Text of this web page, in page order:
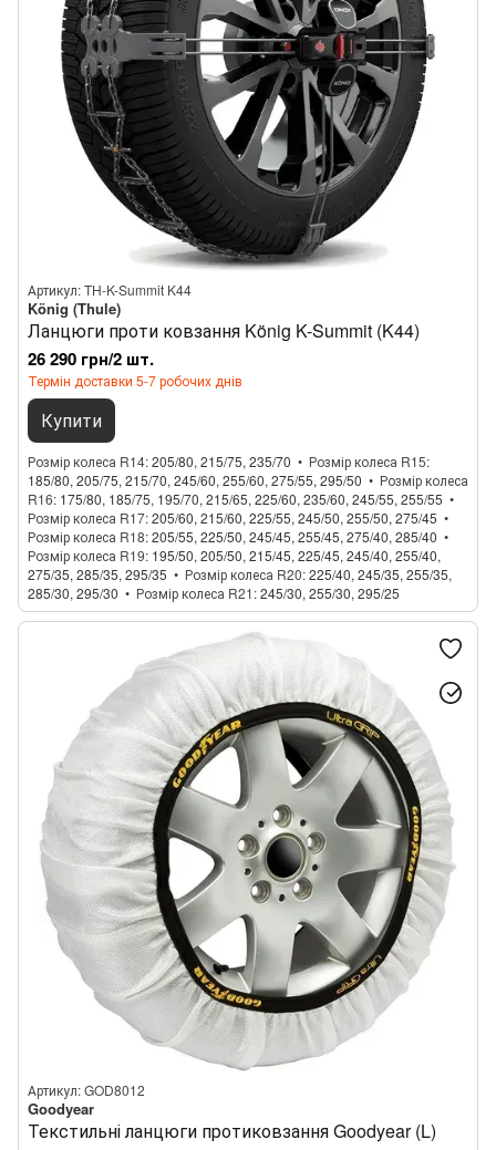
Артикул: TH-K-Summit K44
König (Thule)
Ланцюги проти ковзання König K-Summit (K44)
26 290 грн/2 шт.
Термін доставки 5-7 робочих днів
Купити
Розмір колеса R14 205/80, 215/75, 235/70
Розмір колеса R15
185/80, 205/75, 215/70, 245/60, 255/60, 275/55, 295/50
Розмір колеса
R16 175/80, 185/75, 195/70, 215/65, 225/60, 235/60, 245/55, 255/55
Розмір колеса R17 205/60, 215/60, 225/55, 245/50, 255/50, 275/45
Розмір колеса R18 205/55, 225/50, 245/45, 255/45, 275/40, 285/40
Розмір колеса R19 195/50, 205/50, 215/45, 225/45, 245/40, 255/40,
275/35, 285/35, 295/35
Розмір колеса R20 225/40, 245/35, 255/35,
285/30, 295/30
Розмір колеса R21 245/30, 255/30, 295/25
Артикул: GOD8012
Goodyear
Текстильні ланцюги протиковзання Goodyear (L)